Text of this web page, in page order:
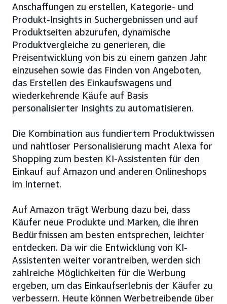
Anschaffungen zu erstellen, Kategorie- und
Produkt-Insights in Suchergebnissen und auf
Produktseiten abzurufen, dynamische
Produktvergleiche zu generieren, die
Preisentwicklung von bis zu einem ganzen Jahr
einzusehen sowie das Finden von Angeboten,
das Erstellen des Einkaufswagens und
wiederkehrende Käufe auf Basis
personalisierter Insights zu automatisieren.
Die Kombination aus fundiertem Produktwissen
und nahtloser Personalisierung macht Alexa for
Shopping zum besten KI-Assistenten für den
Einkauf auf Amazon und anderen Onlineshops
im Internet.
Auf Amazon trägt Werbung dazu bei, dass
Käufer neue Produkte und Marken, die ihren
Bedürfnissen am besten entsprechen, leichter
entdecken. Da wir die Entwicklung von KI-
Assistenten weiter vorantreiben, werden sich
zahlreiche Möglichkeiten für die Werbung
ergeben, um das Einkaufserlebnis der Käufer zu
verbessern. Heute können Werbetreibende über